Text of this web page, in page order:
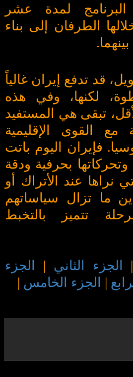
البرنامج لمدة عشر
الطرفان إلى بناء
قد تدفع إيران غالياً
لكنها، وفي هذه
تبقى هي المستفيد
مع القوى الإقليمية
فإيران اليوم باتت
بحرفية ودقة
نراها عند الأتراك أو
ما تزال سياساتهم
تتميز بالتخبط
الجزء الثاني |
الجزء
| الجزء الخامس |